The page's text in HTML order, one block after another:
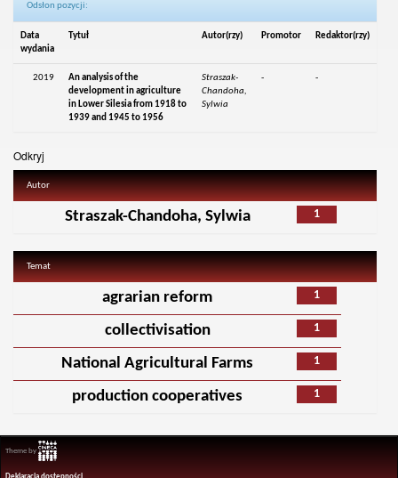
Odsłon pozycji:
Data
wydania
Tytuł Autor(rzy) Promotor Redaktor(rzy)
2019
An analysis of the
development in agriculture
in Lower Silesia from 1918 to
1939 and 1945 to 1956
Straszak-
Chandoha,
Sylwia
- -
Odkryj
Autor
1
Straszak-Chandoha, Sylwia
Temat
1
agrarian reform
1
collectivisation
1
National Agricultural Farms
1
production cooperatives
Theme by